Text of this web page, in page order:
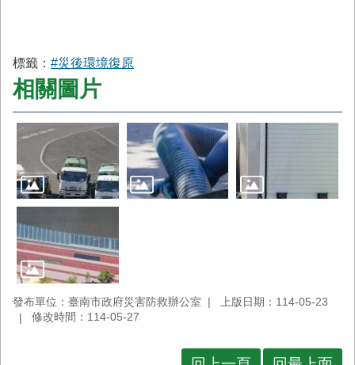
標籤： #災後環境復原
相關圖片
發布單位：臺南市政府災害防救辦公室
上版日期：114-05-23
修改時間：114-05-27